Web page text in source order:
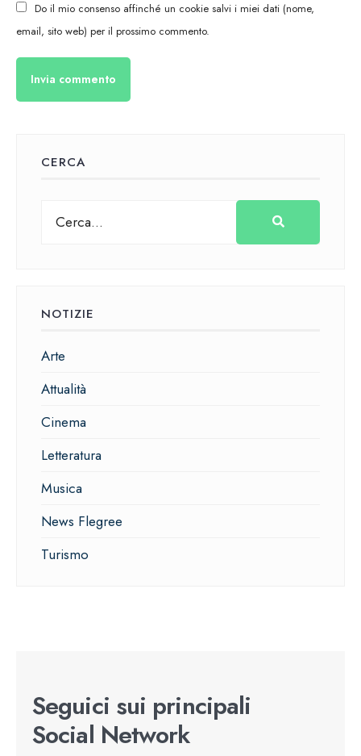
Do il mio consenso affinché un cookie salvi i miei dati (nome,
email, sito web) per il prossimo commento.
CERCA
NOTIZIE
Arte
Attualità
Cinema
Letteratura
Musica
News Flegree
Turismo
Seguici sui principali
Social Network